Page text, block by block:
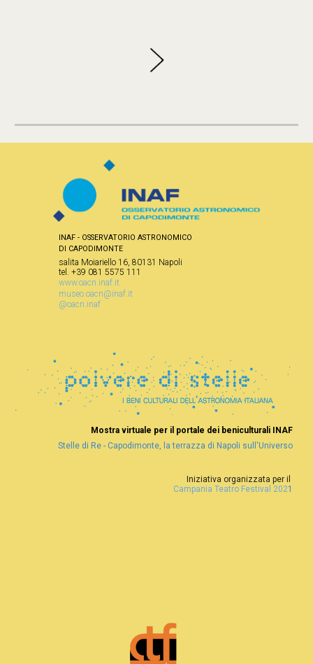
INAF - OSSERVATORIO ASTRONOMICO
DI CAPODIMONTE
salita Moiariello 16, 80131 Napoli
tel. +39 081 5575 111
www.oacn.inaf.it
museo.oacn@inaf.it
@oacn.inaf
Mostra virtuale per il portale dei beniculturali INAF
Stelle di Re - Capodimonte, la terrazza di Napoli sull'Universo
Iniziativa organizzata per il
Campania Teatro Festival 2021